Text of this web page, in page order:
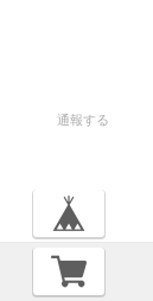
通報する